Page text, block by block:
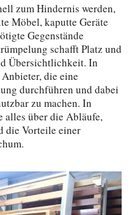
zum Hindernis werden,
Möbel, kaputte Geräte
Gegenstände
schafft Platz und
Übersichtlichkeit. In
die eine
durchführen und dabei
zu machen. In
alles über die Abläufe,
die Vorteile einer